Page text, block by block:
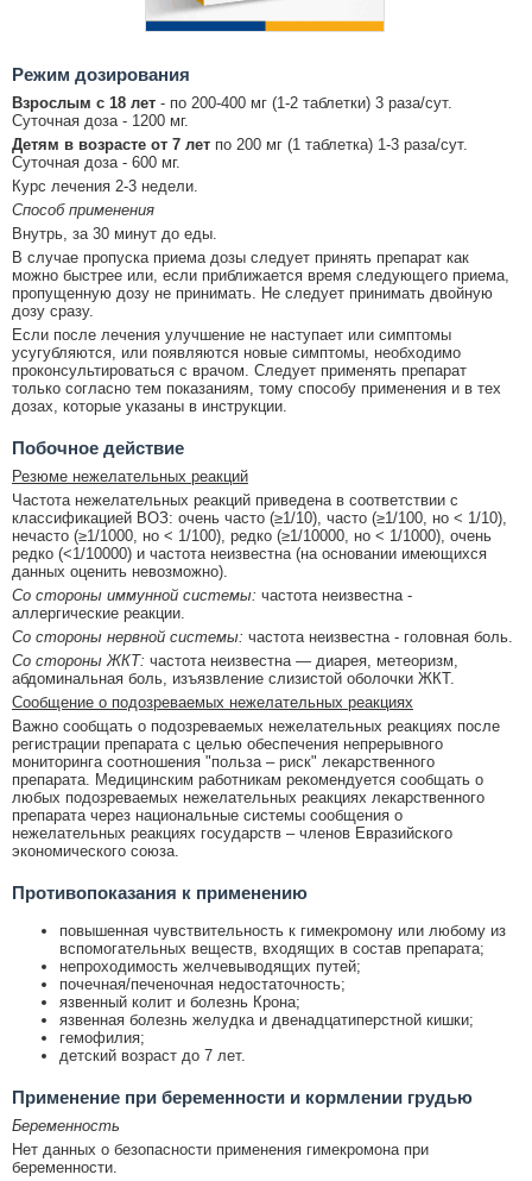
Режим дозирования
Взрослым с 18 лет - по 200-400 мг (1-2 таблетки) 3 раза/сут.
Суточная доза - 1200 мг.
Детям в возрасте от 7 лет по 200 мг (1 таблетка) 1-3 раза/сут.
Суточная доза - 600 мг.
Курс лечения 2-3 недели.
Способ применения
Внутрь, за 30 минут до еды.
В случае пропуска приема дозы следует принять препарат как
можно быстрее или, если приближается время следующего приема,
пропущенную дозу не принимать. Не следует принимать двойную
дозу сразу.
Если после лечения улучшение не наступает или симптомы
усугубляются, или появляются новые симптомы, необходимо
проконсультироваться с врачом. Следует применять препарат
только согласно тем показаниям, тому способу применения и в тех
дозах, которые указаны в инструкции.
Побочное действие
Резюме нежелательных реакций
Частота нежелательных реакций приведена в соответствии с
классификацией ВОЗ: очень часто (≥1/10), часто (≥1/100, но < 1/10),
нечасто (≥1/1000, но < 1/100), редко (≥1/10000, но < 1/1000), очень
редко (<1/10000) и частота неизвестна (на основании имеющихся
данных оценить невозможно).
Со стороны иммунной системы: частота неизвестна -
аллергические реакции.
Со стороны нервной системы: частота неизвестна - головная боль.
Со стороны ЖКТ: частота неизвестна — диарея, метеоризм,
абдоминальная боль, изъязвление слизистой оболочки ЖКТ.
Сообщение о подозреваемых нежелательных реакциях
Важно сообщать о подозреваемых нежелательных реакциях после
регистрации препарата с целью обеспечения непрерывного
мониторинга соотношения "польза – риск" лекарственного
препарата. Медицинским работникам рекомендуется сообщать о
любых подозреваемых нежелательных реакциях лекарственного
препарата через национальные системы сообщения о
нежелательных реакциях государств – членов Евразийского
экономического союза.
Противопоказания к применению
повышенная чувствительность к гимекромону или любому из
вспомогательных веществ, входящих в состав препарата;
непроходимость желчевыводящих путей;
почечная/печеночная недостаточность;
язвенный колит и болезнь Крона;
язвенная болезнь желудка и двенадцатиперстной кишки;
гемофилия;
детский возраст до 7 лет.
Применение при беременности и кормлении грудью
Беременность
Нет данных о безопасности применения гимекромона при
беременности.